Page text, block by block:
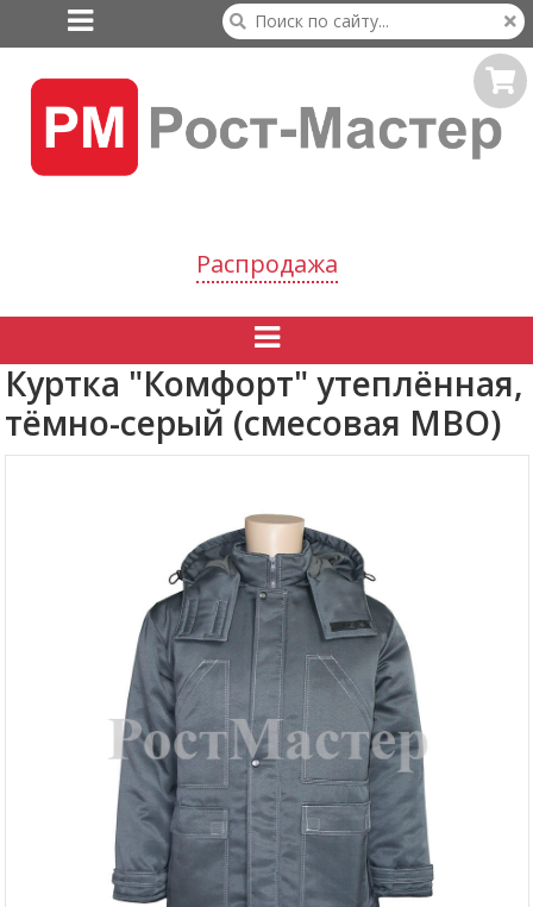

Распродажа

Куртка "Комфорт" утеплённая,
тёмно-серый (смесовая МВО)